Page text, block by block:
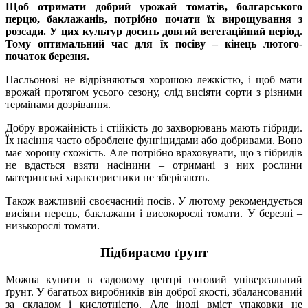
Щоб отримати добрий урожай томатів, болгарського
перцю, баклажанів, потрібно почати їх вирощування з
розсади. У цих культур досить довгий вегетаційний період.
Тому оптимальний час для їх посіву – кінець лютого-
початок березня.
Пасльонові не відрізняються хорошою лежкістю, і щоб мати
врожай протягом усього сезону, слід висіяти сорти з різними
термінами дозрівання.
Добру врожайність і стійкість до захворювань мають гібриди.
Їх насіння часто оброблене фунгіцидами або добривами. Воно
має хорошу схожість. Але потрібно враховувати, що з гібридів
не вдасться взяти насінини – отримані з них рослини
материнські характеристики не зберігають.
Також важливий своєчасний посів. У лютому рекомендується
висіяти перець, баклажани і високорослі томати. У березні –
низькорослі томати.
Підбираємо ґрунт
Можна купити в садовому центрі готовий універсальний
ґрунт. У багатьох виробників він доброї якості, збалансований
за складом і кислотністю. Але іноді вміст упаковки не